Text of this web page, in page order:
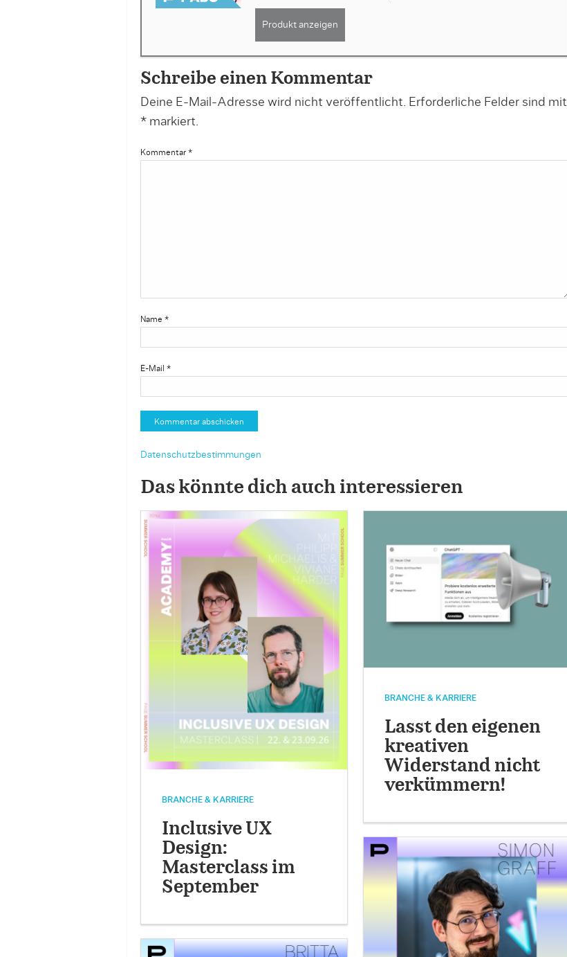
Produkt anzeigen
Schreibe einen Kommentar
Deine E-Mail-Adresse wird nicht veröffentlicht. Erforderliche Felder sind mit
*markiert.
Kommentar *
Name *
E-Mail *
Datenschutzbestimmungen
Das könnte dich auch interessieren
BRANCHE & KARRIERE
Inclusive UX
Design:
Masterclass im
September
BRANCHE & KARRIERE
Lasst den eigenen
kreativen
Widerstand nicht
verkümmern!